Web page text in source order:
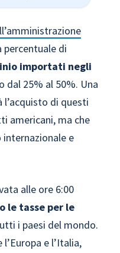
percentuale di
importati negli
dal 25% al 50%. Una
di questi
americani, ma che
e
alle ore 6:00
le tasse per le
i paesi del mondo.
e l’Italia,